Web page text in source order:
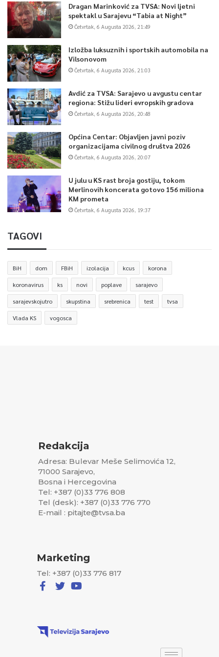
0
Article Rating
Dragan Marinković za TVSA: Novi ljetni
spektakl u Sarajevu “Tabia at Night”
Četvrtak, 6 Augusta 2026, 21:49
Izložba luksuznih i sportskih automobila na
Vilsonovom
Četvrtak, 6 Augusta 2026, 21:03
Avdić za TVSA: Sarajevo u avgustu centar
regiona: Stižu lideri evropskih gradova
Četvrtak, 6 Augusta 2026, 20:48
Općina Centar: Objavljen javni poziv
organizacijama civilnog društva 2026
Četvrtak, 6 Augusta 2026, 20:07
U julu u KS rast broja gostiju, tokom
Merlinovih koncerata gotovo 156 miliona
KM prometa
Četvrtak, 6 Augusta 2026, 19:37
TAGOVI
BiH dom FBiH izolacija kcus korona
koronavirus ks novi poplave sarajevo
sarajevskojutro skupstina srebrenica test tvsa
Vlada KS vogosca
Redakcija
Adresa: Bulevar Meše Selimovića 12,
71000 Sarajevo,
Bosna i Hercegovina
Tel: +387 (0)33 776 808
Tel (desk): +387 (0)33 776 770
E-mail : pitajte@tvsa.ba
Marketing
Tel: +387 (0)33 776 817